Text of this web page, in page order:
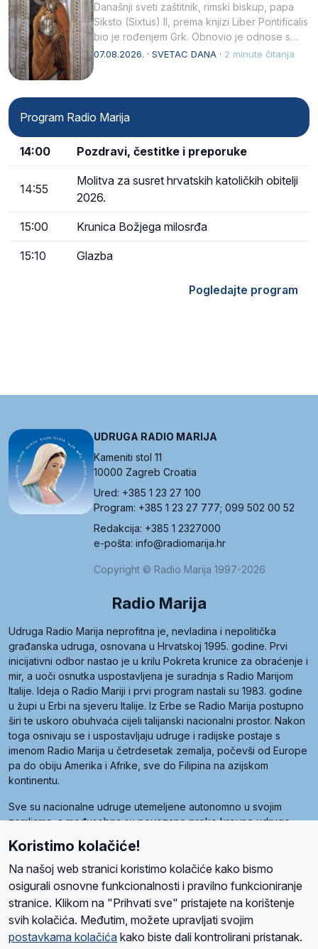
Današnji sveti zaštitnik, rimski biskup, papa
Siksto (Sixtus) II, prema knjizi Liber Pontificalis
bio je rođenjem Grk. Obnovio je odnose s
afričkim…
07.08.2026. · SVETAC DANA · 2 minute čitanja
Program Radio Marija
14:00 Pozdravi, čestitke i preporuke
14:55
Molitva za susret hrvatskih katoličkih obitelji
2026.
15:00 Krunica Božjega milosrđa
15:10 Glazba
Pogledajte program
UDRUGA RADIO MARIJA
Kameniti stol 11
10000 Zagreb Croatia
Ured: +385 1 23 27 100
Program: +385 1 23 27 777; 099 502 00 52
Redakcija: +385 1 2327000
e-pošta: info@radiomarija.hr
Copyright © Radio Marija 1997-2026
Radio Marija
Udruga Radio Marija neprofitna je, nevladina i nepolitička
građanska udruga, osnovana u Hrvatskoj 1995. godine. Prvi
inicijativni odbor nastao je u krilu Pokreta krunice za obraćenje i
mir, a uoči osnutka uspostavljena je suradnja s Radio Marijom
Italije. Ideja o Radio Mariji i prvi program nastali su 1983. godine
u župi u Erbi na sjeveru Italije. Iz Erbe se Radio Marija postupno
širi te uskoro obuhvaća cijeli talijanski nacionalni prostor. Nakon
toga osnivaju se i uspostavljaju udruge i radijske postaje s
imenom Radio Marija u četrdesetak zemalja, počevši od Europe
pa do obiju Amerika i Afrike, sve do Filipina na azijskom
kontinentu.
Sve su nacionalne udruge utemeljene autonomno u svojim
zemljama, a međusobna su povezane preko krovne udruge
Radio Maria). Svjetsku obitelj utemeljilo je sedam članica, među
kojima je i hrvatska Udruga Radio Marija.
O namaRadio ProgramVolonteriPrijateljiKontaktPravila privatnosti
Koristimo kolačiće!
Na našoj web stranici koristimo kolačiće kako bismo
osigurali osnovne funkcionalnosti i pravilno funkcioniranje
stranice. Klikom na "Prihvati sve" pristajete na korištenje
svih kolačića. Međutim, možete upravljati svojim
postavkama kolačića kako biste dali kontrolirani pristanak.